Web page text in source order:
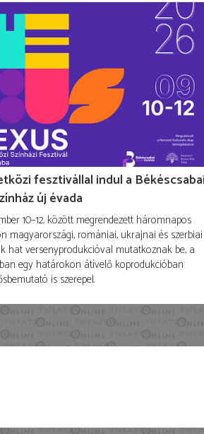
fesztivállal indul a Békéscsabai
új évada
10–12. között megrendezett háromnapos
magyarországi, romániai, ukrajnai és szerbiai
hat versenyprodukcióval mutatkoznak be, a
egy határokon átívelő koprodukcióban
is szerepel.